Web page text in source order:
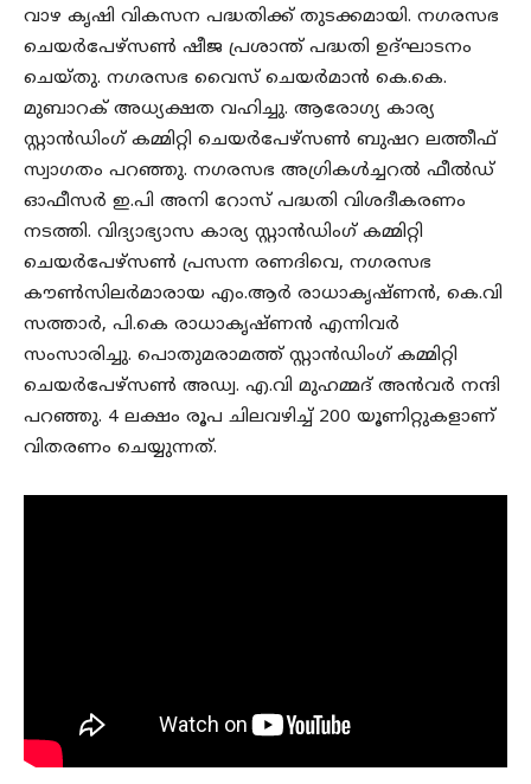
വാഴ കൃഷി വികസന പദ്ധതിക്ക് തുടക്കമായി. നഗരസഭ
ചെയർപേഴ്സൺ ഷീജ പ്രശാന്ത് പദ്ധതി ഉദ്ഘാടനം
ചെയ്തു. നഗരസഭ വൈസ് ചെയർമാൻ കെ.കെ.
മുബാറക് അധ്യക്ഷത വഹിച്ചു. ആരോഗ്യ കാര്യ
സ്റ്റാൻഡിംഗ് കമ്മിറ്റി ചെയർപേഴ്സൺ ബുഷറ ലത്തീഫ്
സ്വാഗതം പറഞ്ഞു. നഗരസഭ അഗ്രികൾച്ചറൽ ഫീൽഡ്
ഓഫീസർ ഇ.പി അനി റോസ് പദ്ധതി വിശദീകരണം
നടത്തി. വിദ്യാഭ്യാസ കാര്യ സ്റ്റാൻഡിംഗ് കമ്മിറ്റി
ചെയർപേഴ്സൺ പ്രസന്ന രണദിവെ, നഗരസഭ
കൗൺസിലർമാരായ എം.ആർ രാധാകൃഷ്ണൻ, കെ.വി
സത്താർ, പി.കെ രാധാകൃഷ്ണൻ എന്നിവർ
സംസാരിച്ചു. പൊതുമരാമത്ത് സ്റ്റാൻഡിംഗ് കമ്മിറ്റി
ചെയർപേഴ്സൺ അഡ്വ. എ.വി മുഹമ്മദ് അൻവർ നന്ദി
പറഞ്ഞു. 4 ലക്ഷം രൂപ ചിലവഴിച്ച് 200 യൂണിറ്റുകളാണ്
വിതരണം ചെയ്യുന്നത്.